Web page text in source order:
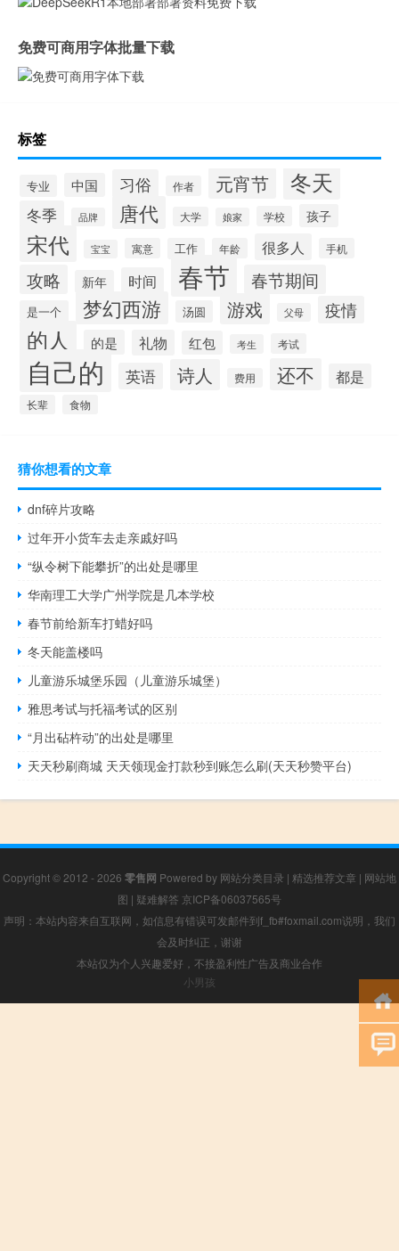
免费可商用字体批量下载
标签
专业 中国 习俗 作者 元宵节 冬天
冬季 品牌 唐代 大学 娘家 学校 孩子
宋代 宝宝 寓意 工作 年龄 很多人 手机
攻略 新年 时间 春节 春节期间
是一个 梦幻西游 汤圆 游戏 父母 疫情
的人 的是 礼物 红包 考生 考试
自己的 英语 诗人 费用 还不 都是
长辈 食物
猜你想看的文章
dnf碎片攻略
过年开小货车去走亲戚好吗
“纵令树下能攀折”的出处是哪里
华南理工大学广州学院是几本学校
春节前给新车打蜡好吗
冬天能盖楼吗
儿童游乐城堡乐园（儿童游乐城堡）
雅思考试与托福考试的区别
“月出砧杵动”的出处是哪里
天天秒刷商城 天天领现金打款秒到账怎么刷(天天秒赞平台)
Copyright © 2012 - 2026 零售网 Powered by 网站分类目录 | 精选推荐文章 | 网站地
图 | 疑难解答 京ICP备06037565号
声明：本站内容来自互联网，如信息有错误可发邮件到f_fb#foxmail.com说明，我们
会及时纠正，谢谢
本站仅为个人兴趣爱好，不接盈利性广告及商业合作
小男孩